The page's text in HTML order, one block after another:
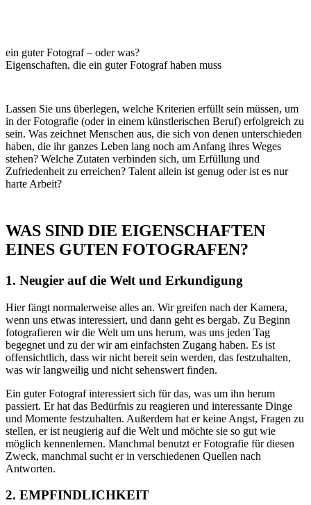
ein guter Fotograf – oder was?
Eigenschaften, die ein guter Fotograf haben muss
Lassen Sie uns überlegen, welche Kriterien erfüllt sein müssen, um
in der Fotografie (oder in einem künstlerischen Beruf) erfolgreich zu
sein. Was zeichnet Menschen aus, die sich von denen unterschieden
haben, die ihr ganzes Leben lang noch am Anfang ihres Weges
stehen? Welche Zutaten verbinden sich, um Erfüllung und
Zufriedenheit zu erreichen? Talent allein ist genug oder ist es nur
harte Arbeit?
WAS SIND DIE EIGENSCHAFTEN
EINES GUTEN FOTOGRAFEN?
1. Neugier auf die Welt und Erkundigung
Hier fängt normalerweise alles an. Wir greifen nach der Kamera,
wenn uns etwas interessiert, und dann geht es bergab. Zu Beginn
fotografieren wir die Welt um uns herum, was uns jeden Tag
begegnet und zu der wir am einfachsten Zugang haben. Es ist
offensichtlich, dass wir nicht bereit sein werden, das festzuhalten,
was wir langweilig und nicht sehenswert finden.
Ein guter Fotograf interessiert sich für das, was um ihn herum
passiert. Er hat das Bedürfnis zu reagieren und interessante Dinge
und Momente festzuhalten. Außerdem hat er keine Angst, Fragen zu
stellen, er ist neugierig auf die Welt und möchte sie so gut wie
möglich kennenlernen. Manchmal benutzt er Fotografie für diesen
Zweck, manchmal sucht er in verschiedenen Quellen nach
Antworten.
2. EMPFINDLICHKEIT